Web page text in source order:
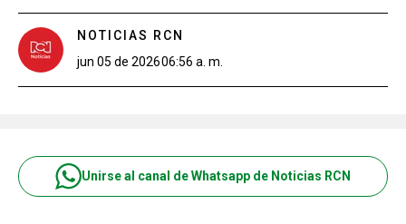
NOTICIAS RCN
jun 05 de 202606:56 a. m.
Unirse al canal de Whatsapp de Noticias RCN